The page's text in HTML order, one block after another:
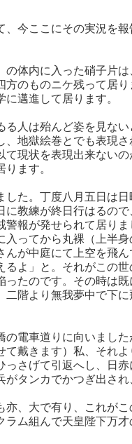
、今ここにその実況を報
の体内に入った硝子片は
のものニケ残って居り
邁進して居ります。
人は殆んど姿を見ない
、地獄絵巻とでも表現
現状を表現出来ないの
ます。
た。丁度八月五日は日
に教練が終日行はるので
警報が発せられて居り
入ってから丸裸（上半
が中庭にて上空を飛ん
るよ」と。それがこの
たのです。その時は既
階より無我夢中で下に
電車道りに向いました
て戴きます）私、それ
さげて引返へし、日赤
がタンカでかつぎ出され
、大で有り、これがこ
ム組んで天皇陛下万才